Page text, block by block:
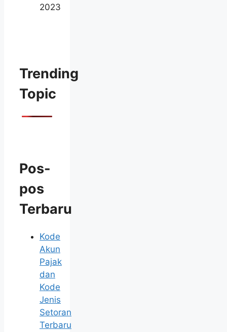
2023
Trending
Topic
Pos-
pos
Terbaru
Kode
Akun
Pajak
dan
Kode
Jenis
Setoran
Terbaru